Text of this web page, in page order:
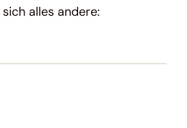
alles andere: